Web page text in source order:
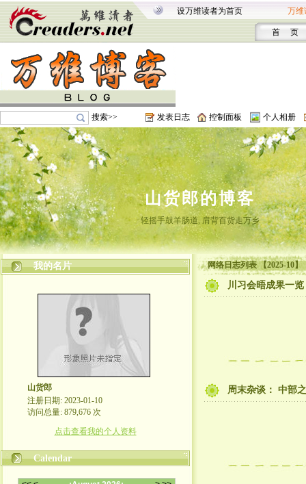
设万维读者为首页 万维
首 页
搜索>> 发表日志 控制面板 个人相册
山货郎的博客
轻摇手鼓羊肠道, 肩背百货走万乡
我的名片
山货郎
注册日期: 2023-01-10
访问总量: 879,676 次
点击查看我的个人资料
Calendar
网络日志列表 【2025-10】
川习会晤成果一览
周末杂谈： 中部